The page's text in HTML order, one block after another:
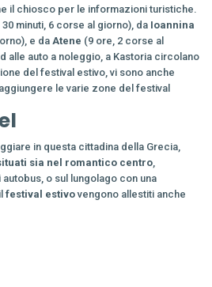
il chiosco per le informazioni turistiche.
30 minuti, 6 corse al giorno), da Ioannina
e da Atene (9 ore, 2 corse al
alle auto a noleggio, a Kastoria circolano
del festival estivo, vi sono anche
le varie zone del festival
in questa cittadina della Grecia,
sia nel romantico centro
o sul lungolago con una
festival estivovengono allestiti anche